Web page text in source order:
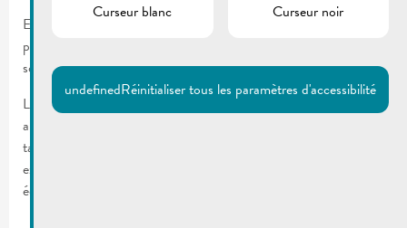
Entre le 03 et le 08 novembre 2025 UNICEF Luxembourg
procède à ses collectes porte-à-porte à Remich afin d’obtenir le
soutien mensuel de nouveaux donateurs.
Les collecteurs sont facilement identifiables grâce à leurs tenues
aux couleurs de l’UNICEF et à leurs badges d’identification
tamponnés par l’ONG. Les soutiens financiers se font
exclusivement par domiciliations bancaires via des tablettes. Les
équipes ne collectent jamais d’argent en espèces.
Curseur blanc
Curseur noir
undefinedRéinitialiser tous les paramètres d'accessibilité